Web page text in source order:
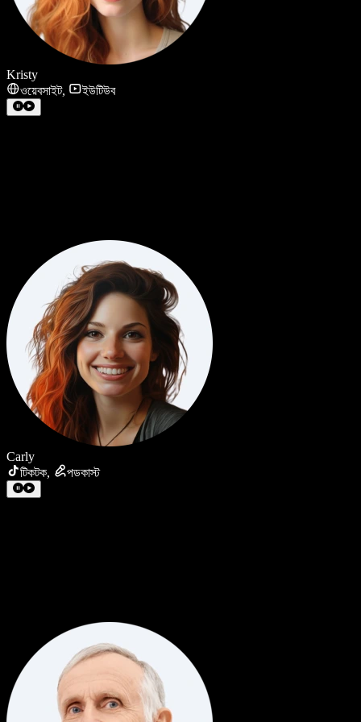
Kristy
ওয়েবসাইট, ইউটিউব
Carly
টিকটক, পডকাস্ট